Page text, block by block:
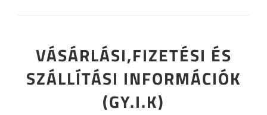
VÁSÁRLÁSI,FIZETÉSI ÉS
SZÁLLÍTÁSI INFORMÁCIÓK
(GY.I.K)